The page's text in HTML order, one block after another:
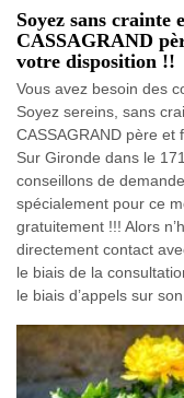
Soyez sans crainte
CASSAGRAND
votre disposition !!
Vous avez besoin des
Soyez sereins, sans
CASSAGRAND père
Sur Gironde dans le
conseillons de
spécialement pour ce
gratuitement !!! Alors
directement contact
le biais de la
le biais d’appels sur